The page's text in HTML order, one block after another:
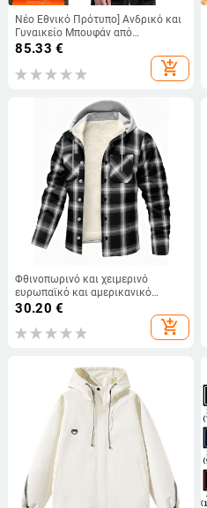
Νέο Εθνικό Πρότυπο] Ανδρικό και
Γυναικείο Μπουφάν από
Πούπουλα, Ελαφρύ Κολάρο με
Στάση 6001 Προστασία από το
Κρύο
85.33 €
add_shopping_cart
Φθινοπωρινό και χειμερινό
ευρωπαϊκό και αμερικανικό
διασυνοριακό νέο καρό φούτερ με
κουκούλα και βελούδο, casual
μπουφάν
30.20 €
add_shopping_cart